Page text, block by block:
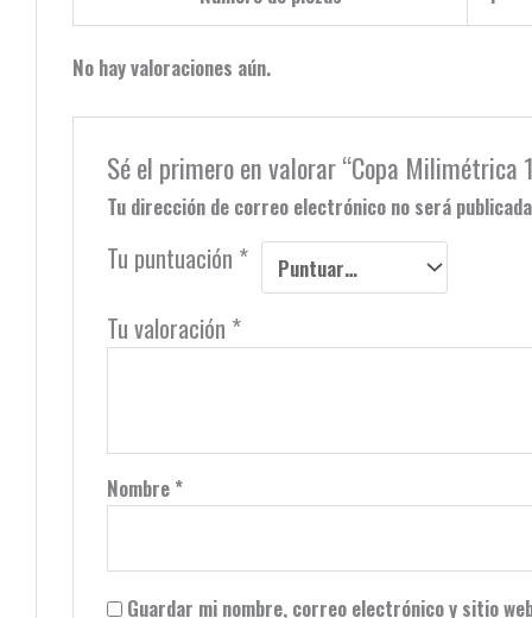
No hay valoraciones aún.
Sé el primero en valorar “Copa
Tu dirección de correo electrónico no será
Tu puntuación *
Tu valoración *
Nombre *
Guardar mi nombre, correo electrónico y sitio